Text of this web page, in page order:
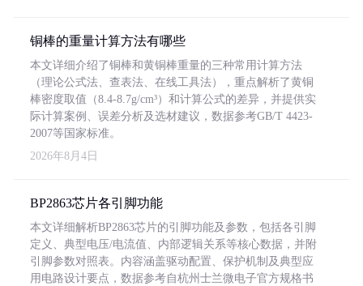
铜棒的重量计算方法有哪些
本文详细介绍了铜棒和黄铜棒重量的三种常用计算方法
（理论公式法、查表法、在线工具法），重点解析了黄铜
棒密度取值（8.4-8.7g/cm³）和计算公式的差异，并提供实
际计算案例、误差分析及选材建议，数据参考GB/T 4423-
2007等国家标准。
2026年8月4日
BP2863芯片各引脚功能
本文详细解析BP2863芯片的引脚功能及参数，包括各引脚
定义、典型电压/电流值、内部逻辑关系等核心数据，并附
引脚参数对照表。内容涵盖驱动配置、保护机制及典型应
用电路设计要点，数据参考自杭州士兰微电子官方规格书